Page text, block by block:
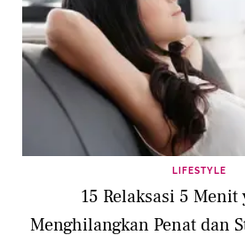
LIFESTYLE
15 Relaksasi 5 Menit
Menghilangkan Penat dan